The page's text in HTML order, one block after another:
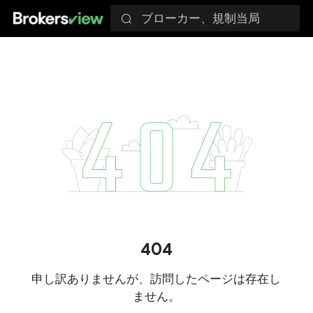
ブローカー、規制当局
404
申し訳ありませんが、訪問したページは存在し
ません。